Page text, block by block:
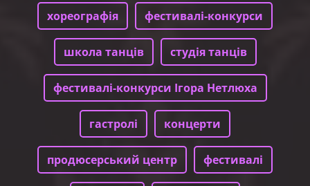
хореографія фестивалі-конкурси
школа танців студія танців
фестивалі-конкурси Ігора Нетлюха
гастролі концерти
продюсерський центр фестивалі